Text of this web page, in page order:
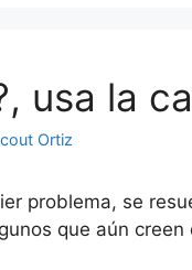
usa la
Ortiz
problema, se
que aún